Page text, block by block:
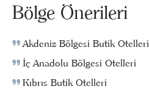
Bölge Önerileri
Akdeniz Bölgesi Butik Otelleri
İç Anadolu Bölgesi Otelleri
Kıbrıs Butik Otelleri